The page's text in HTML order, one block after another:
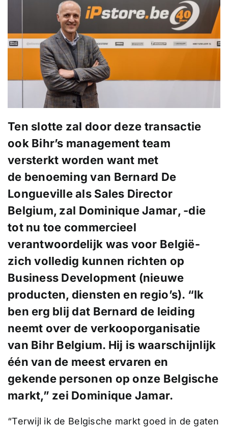
Ten slotte zal door deze transactie
ook Bihr’s management team
versterkt worden want met
de benoeming van Bernard De
Longueville als Sales Director
Belgium, zal Dominique Jamar, -die
tot nu toe commercieel
verantwoordelijk was voor België-
zich volledig kunnen richten op
Business Development (nieuwe
producten, diensten en regio’s). “Ik
ben erg blij dat Bernard de leiding
neemt over de verkooporganisatie
van Bihr Belgium. Hij is waarschijnlijk
één van de meest ervaren en
gekende personen op onze Belgische
markt,” zei Dominique Jamar.
“Terwijl ik de Belgische markt goed in de gaten